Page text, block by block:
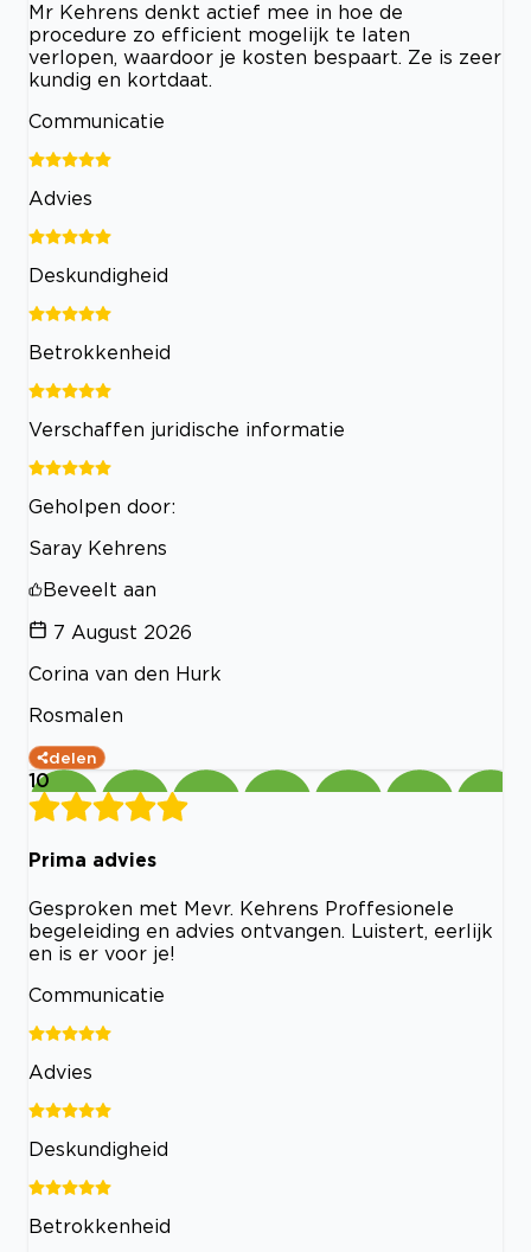
Mr Kehrens denkt actief mee in hoe de
procedure zo efficient mogelijk te laten
verlopen, waardoor je kosten bespaart. Ze is zeer
kundig en kortdaat.
Communicatie
Advies
Deskundigheid
Betrokkenheid
Verschaffen juridische informatie
Geholpen door:
Saray Kehrens
Beveelt aan
7 August 2026
Corina van den Hurk
Rosmalen
delen
10
Prima advies
Gesproken met Mevr. Kehrens Proffesionele
begeleiding en advies ontvangen. Luistert, eerlijk
en is er voor je!
Communicatie
Advies
Deskundigheid
Betrokkenheid